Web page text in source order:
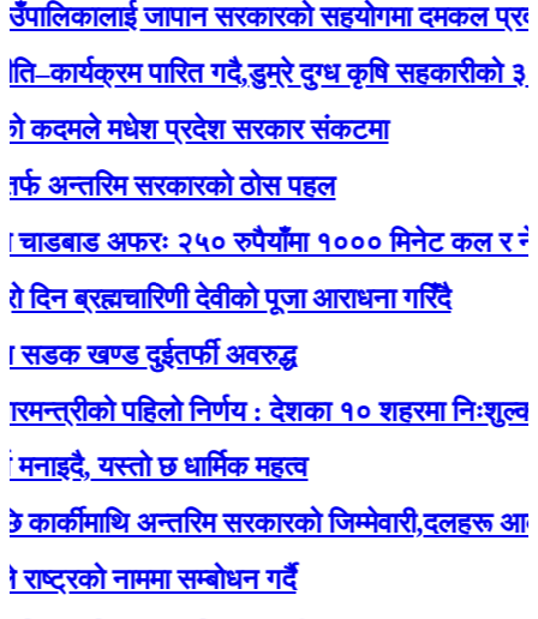
जापान सरकारको सहयोगमा दमकल प्रदान :
पारित गदै,डुम्रे दुग्ध कृषि सहकारीको ३२ औं
मधेश प्रदेश सरकार संकटमा
सरकारको ठोस पहल
अफरः २५० रुपैयाँमा १००० मिनेट कल र नेट
देवीको पूजा आराधना गरिँदै
खण्ड दुईतर्फी अवरुद्ध
पहिलो निर्णय : देशका १० शहरमा निःशुल्क
यस्तो छ धार्मिक महत्व
अन्तरिम सरकारको जिम्मेवारी,दलहरू
नाममा सम्बोधन गर्दै